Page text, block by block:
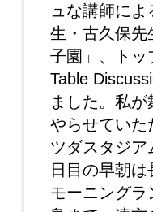
ュな講師に
生・古久保先
子園」、トッ
Table
ました。私
やらせていた
ツダスタジ
日目の早朝
モーニング